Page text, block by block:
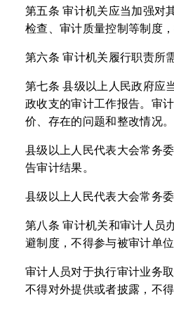
第五条 审计机关应当加强对
检查、审计质量控制等制度
第六条 审计机关履行职责所
第七条 县级以上人民政府应
政收支的审计工作报告。审
价、存在的问题和整改情况。
县级以上人民代表大会常务
告审计结果。
县级以上人民代表大会常务
第八条 审计机关和审计人员
避制度，不得参与被审计单位
审计人员对于执行审计业务
不得对外提供或者披露，不